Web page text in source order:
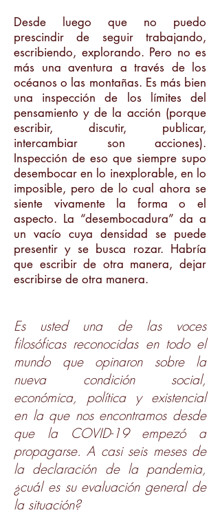
Desde luego que no puedo
prescindir de seguir trabajando,
escribiendo, explorando. Pero no es
más una aventura a través de los
océanos o las montañas. Es más bien
una inspección de los límites del
pensamiento y de la acción (porque
escribir, discutir, publicar,
intercambiar son acciones).
Inspección de eso que siempre supo
desembocar en lo inexplorable, en lo
imposible, pero de lo cual ahora se
siente vivamente la forma o el
aspecto. La “desembocadura” da a
un vacío cuya densidad se puede
presentir y se busca rozar. Habría
que escribir de otra manera, dejar
escribirse de otra manera.
Es usted una de las voces
filosóficas reconocidas en todo el
mundo que opinaron sobre la
nueva condición social,
económica, política y existencial
en la que nos encontramos desde
que la COVID-19 empezó a
propagarse. A casi seis meses de
la declaración de la pandemia,
¿cuál es su evaluación general de
la situación?